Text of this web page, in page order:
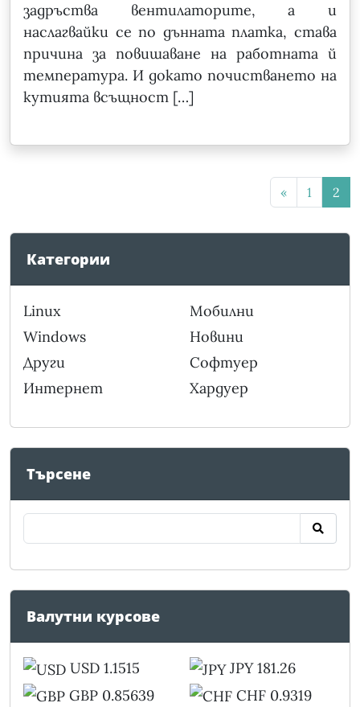
задръства вентилаторите, а и
наслагвайки се по дънната платка, става
причина за повишаване на работната й
температура. И докато почистването на
кутията всъщност […]
« 1 2
Категории
Linux
Windows
Други
Интернет
Мобилни
Новини
Софтуер
Хардуер
Търсене
Валутни курсове
USD 1.1515
GBP 0.85639
JPY 181.26
CHF 0.9319